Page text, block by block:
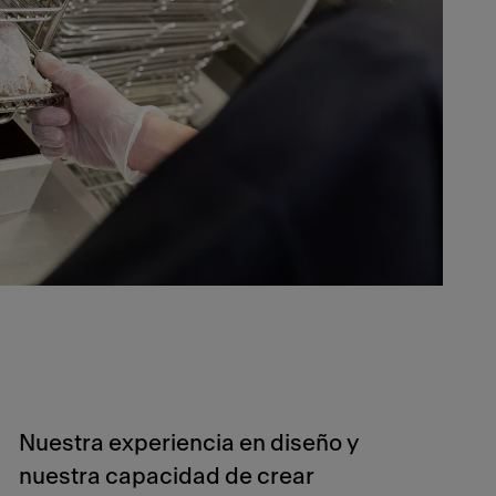
Nuestra experiencia en diseño y
nuestra capacidad de crear